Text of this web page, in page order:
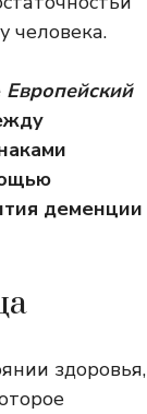
человека.
Европейский
деменции
здоровья,